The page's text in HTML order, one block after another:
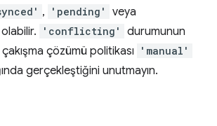
, 'pending' veya
olabilir. 'conflicting'
durumunun
çözümü politikası
'manual'
gerçekleştiğini unutmayın.